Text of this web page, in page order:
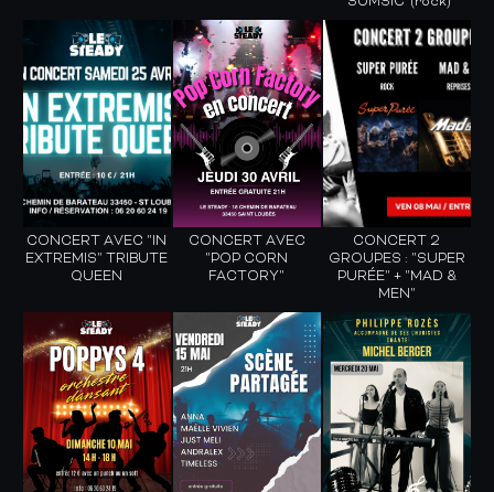
CONCERT AVEC "IN
EXTREMIS" TRIBUTE
QUEEN
CONCERT AVEC
"POP CORN
FACTORY"
CONCERT 2
GROUPES : "SUPER
PURÉE" + "MAD &
MEN"